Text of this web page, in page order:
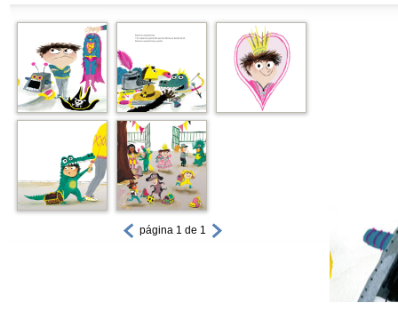
página 1 de 1